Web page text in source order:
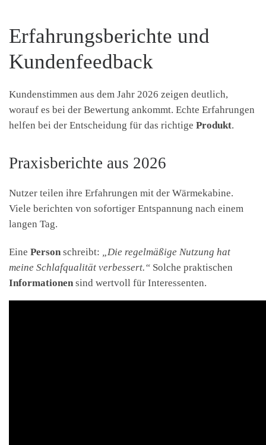
Erfahrungsberichte und
Kundenfeedback
Kundenstimmen aus dem Jahr 2026 zeigen deutlich,
worauf es bei der Bewertung ankommt. Echte Erfahrungen
helfen bei der Entscheidung für das richtige Produkt.
Praxisberichte aus 2026
Nutzer teilen ihre Erfahrungen mit der Wärmekabine.
Viele berichten von sofortiger Entspannung nach einem
langen Tag.
Eine Person schreibt: „Die regelmäßige Nutzung hat
meine Schlafqualität verbessert.“ Solche praktischen
Informationen sind wertvoll für Interessenten.